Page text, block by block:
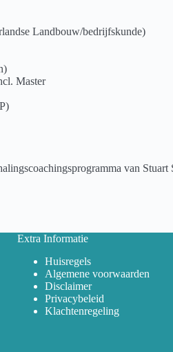
Landbouw/bedrijfskunde)
Master
van Stuart
Extra Informatie
Huisregels
Algemene voorwaarden
Disclaimer
Privacybeleid
Klachtenregeling